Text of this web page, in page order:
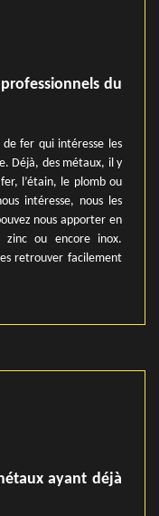
du
de fer qui intéresse les
Déjà, des métaux, il y
l’étain, le plomb ou
intéresse, nous les
nous apporter en
zinc ou encore inox.
retrouver facilement
ayant déjà